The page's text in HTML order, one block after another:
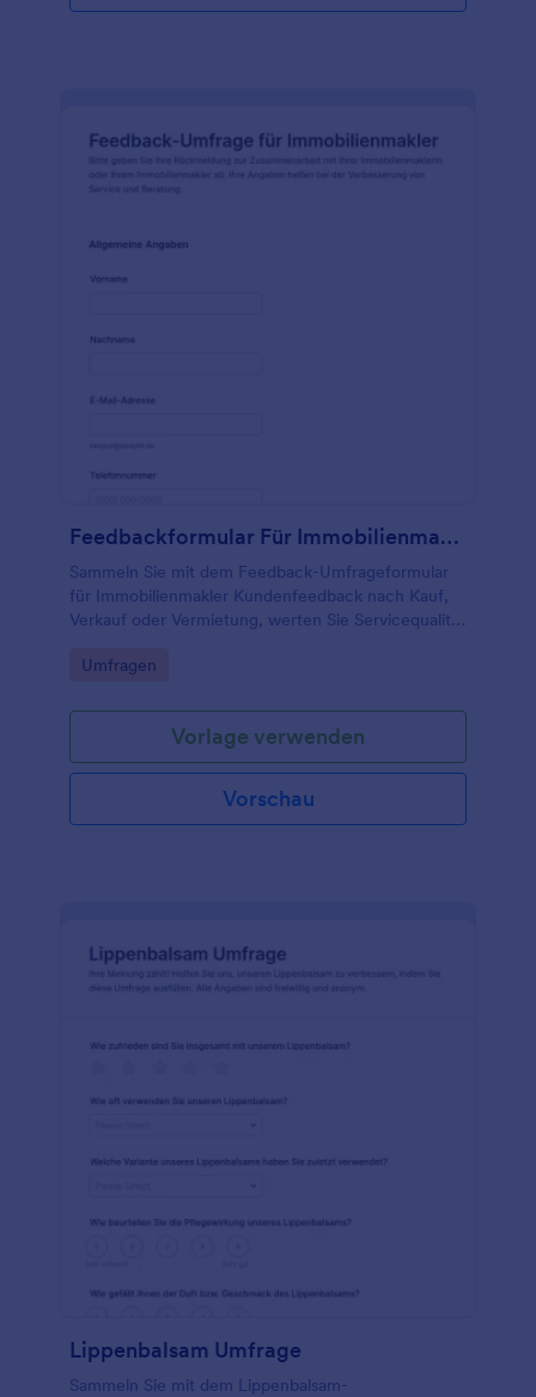
Feedbackformular Für Immobilienmakler
Sammeln Sie mit dem Feedback-Umfrageformular
für Immobilienmakler Kundenfeedback nach Kauf,
Verkauf oder Vermietung, werten Sie Servicequalität
mit Jotform.
Go to Category:
Umfragen
Vorlage verwenden
Vorschau
Lippenbalsam Umfrage
Sammeln Sie mit dem Lippenbalsam-